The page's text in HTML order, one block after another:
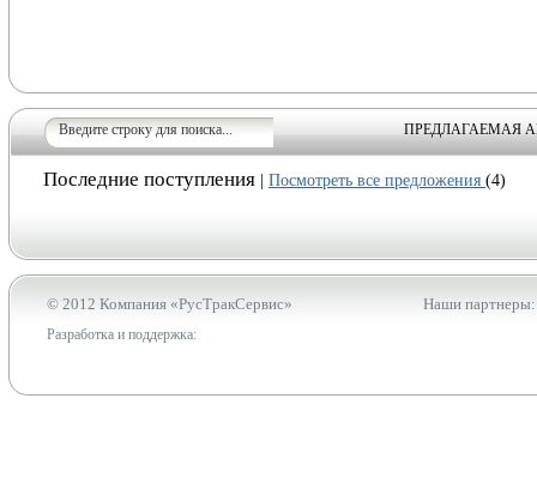
ПРЕДЛАГАЕМАЯ
Последние поступления Посмотреть все предложения (4)
© 2012 Компания «РусТракСервис»
Разработка и поддержка:
Наши партнеры: